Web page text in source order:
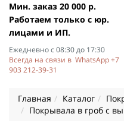
Мин. заказ 20 000 р.
Работаем только с юр.
лицами и ИП.
Ежедневно с 08:30 до 17:30
Всегда на связи в WhatsApp +7
903 212-39-31
Главная Каталог
Покрывала в гроб с